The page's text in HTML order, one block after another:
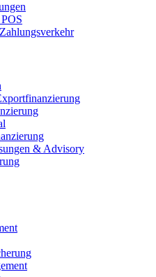
& Advisory